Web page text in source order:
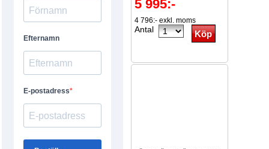
5 995:-
4 796:- exkl. moms
Antal